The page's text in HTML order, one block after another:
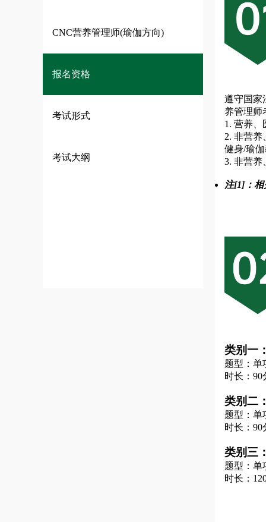
CNC营养管理师(瑜伽方向)
报名资格
考试形式
考试大纲
遵守国家
养管理师
1. 营养
2. 非营
健身/瑜
3. 非营养
注[1]： 相
类别一
题型：单
时长：90
类别二
题型：单
时长：90
类别三
题型：单
时长：